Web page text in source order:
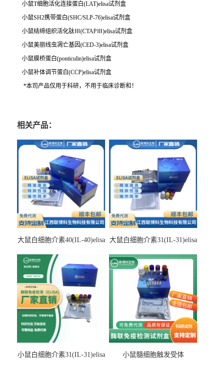
小鼠T细胞活化连接蛋白(LAT)elisa试剂盒
小鼠SH2携带蛋白(SHC/SLP-76)elisa试剂盒
小鼠结缔组织活化肽Ⅲ(CTAPⅢ)elisa试剂盒
小鼠美丽线虫凋亡基因(CED-3)elisa试剂盒
小鼠膜桥蛋白(ponticulin)elisa试剂盒
小鼠补体调节蛋白(CCP)elisa试剂盒
*本司产品仅用于科研，不用于临床诊断和！
相关产品：
大鼠白细胞介素40(IL-40)elisa
大鼠白细胞介素31(IL-31)elisa
小鼠白细胞介素31(IL-31)elisa
小鼠髓细胞触发受体